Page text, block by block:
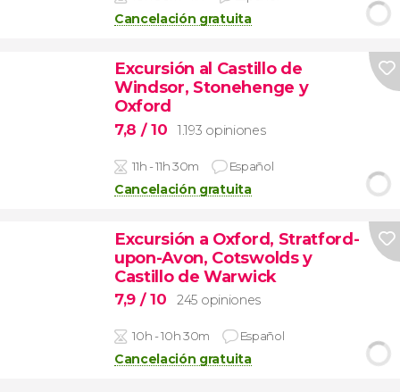
Cancelación gratuita
Excursión al Castillo de
Windsor, Stonehenge y
Oxford
7,8 / 10 1.193 opiniones
11h - 11h 30m Español
Cancelación gratuita
Excursión a Oxford, Stratford-
upon-Avon, Cotswolds y
Castillo de Warwick
7,9 / 10 245 opiniones
10h - 10h 30m Español
Cancelación gratuita